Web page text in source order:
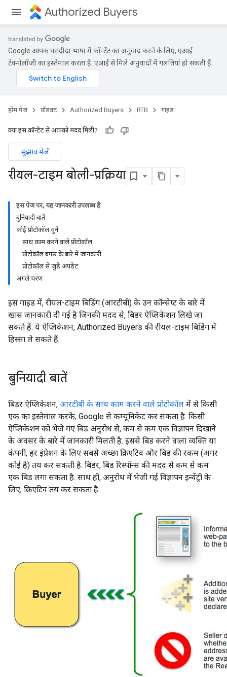
Authorized Buyers
Google आपकी पसंदीदा भाषा में कॉन्टेंट का अनुवाद करने के लिए, एआई
टेक्नोलॉजी का इस्तेमाल करता है. एआई से मिले अनुवादों में गलतियां हो सकती हैं.
होम पेज प्रॉडक्ट Authorized Buyers RTB गाइड
क्या इस कॉन्टेंट से आपको मदद मिली?
सुझाव भेजें
रीयल-टाइम बोली-प्रक्रिया
इस पेज पर, यह जानकारी उपलब्ध है
बुनियादी बातें
कोई प्रोटोकॉल चुनें
साथ काम करने वाले प्रोटोकॉल
प्रोटोकॉल बफ़र के बारे में जानकारी
प्रोटोकॉल से जुड़े अपडेट
अगले चरण
इस गाइड में, रीयल-टाइम बिडिंग (आरटीबी) के उन कॉन्सेप्ट के बारे में
खास जानकारी दी गई है जिनकी मदद से, बिडर ऐप्लिकेशन लिखे जा
सकते हैं. ये ऐप्लिकेशन, Authorized Buyers की रीयल-टाइम बिडिंग में
हिस्सा ले सकते हैं.
बुनियादी बातें
बिडर ऐप्लिकेशन, आरटीबी के साथ काम करने वाले प्रोटोकॉल में से किसी
एक का इस्तेमाल करके, Google से कम्यूनिकेट कर सकता है. किसी
ऐप्लिकेशन को भेजे गए बिड अनुरोध से, कम से कम एक विज्ञापन दिखाने
के अवसर के बारे में जानकारी मिलती है. इससे बिड करने वाला व्यक्ति या
कंपनी, हर इंप्रेशन के लिए सबसे अच्छा क्रिएटिव और बिड की रकम (अगर
कोई है) तय कर सकती है. बिडर, बिड रिस्पॉन्स की मदद से कम से कम
एक बिड लगा सकता है. साथ ही, अनुरोध में भेजी गई विज्ञापन इन्वेंट्री के
लिए, क्रिएटिव तय कर सकता है.